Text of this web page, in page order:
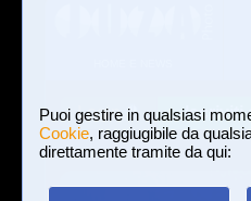
Puoi gestire in qualsiasi
Cookie, raggiugibile da
direttamente tramite da qui:
Login Iscriviti